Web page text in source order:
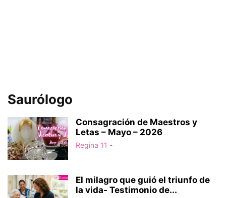
Saurólogo
Consagración de Maestros y
Letas – Mayo – 2026
Regina 11 -
El milagro que guió el triunfo de
la vida- Testimonio de...